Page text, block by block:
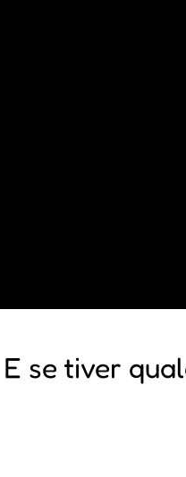
E se tiver